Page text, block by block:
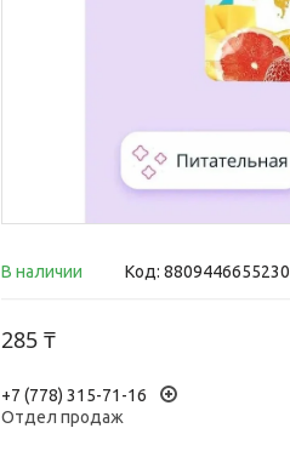
В наличии Код: 8809446655230
285 ₸
+7 (778) 315-71-16
Отдел продаж